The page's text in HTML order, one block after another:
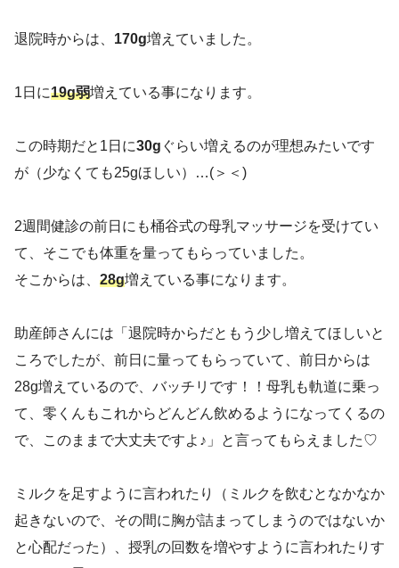
退院時からは、 170g増えていました。
1日に19g弱増えている事になります。
この時期だと1日に30g ぐらい増えるのが理想みたいです
が（少なくても25gほしい）…(＞＜)
2週間健診の前日にも桶谷式の母乳マッサージを受けてい
て、そこでも体重を量ってもらっていました。
そこからは、 28g増えている事になります。
助産師さんには「退院時からだともう少し増えてほしいと
ころでしたが、前日に量ってもらっていて、前日からは
28g増えているので、バッチリです！！母乳も軌道に乗っ
て、零くんもこれからどんどん飲めるようになってくるの
で、このままで大丈夫ですよ♪」と言ってもらえました♡
ミルクを足すように言われたり（ミルクを飲むとなかなか
起きないので、その間に胸が詰まってしまうのではないか
と心配だった）、授乳の回数を増やすように言われたりす